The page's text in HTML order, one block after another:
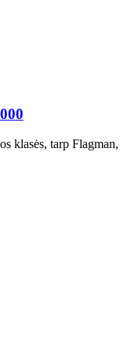
klasės, tarp Flagman,